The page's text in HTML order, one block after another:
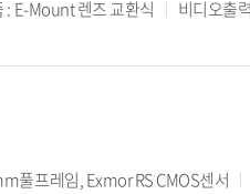
: E-Mount 렌즈 교환식
비디오출
풀프레임, Exmor RS CMOS센서